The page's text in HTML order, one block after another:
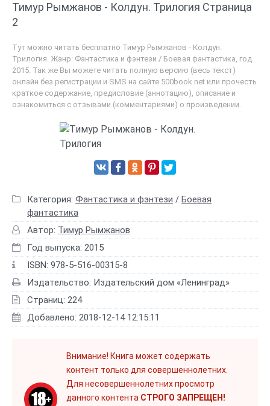
Тимур Рымжанов - Колдун. Трилогия Страница
2
Тут можно читать бесплатно Тимур Рымжанов - Колдун.
Трилогия. Жанр: Фантастика и фэнтези / Боевая фантастика, год
2015. Так же Вы можете читать полную версию (весь текст)
онлайн без регистрации и SMS на сайте 500book.net или прочесть
краткое содержание, предисловие (аннотацию), описание и
ознакомиться с отзывами (комментариями) о произведении.
Категория: Фантастика и фэнтези / Боевая
фантастика
Автор: Тимур Рымжанов
Год выпуска: 2015
ISBN: 978-5-516-00315-8
Издательство: Издательский дом «Ленинград»
Страниц: 224
Добавлено: 2018-12-14 12:15:11
Внимание! Книга может содержать
контент только для совершеннолетних.
Для несовершеннолетних просмотр
данного контента СТРОГО ЗАПРЕЩЕН!